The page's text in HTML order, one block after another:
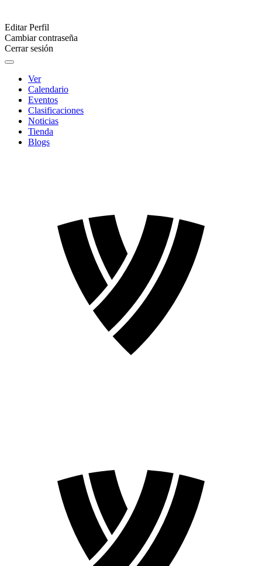
Editar Perfil
Cambiar contraseña
Cerrar sesión
Ver
Calendario
Eventos
Clasificaciones
Noticias
Tienda
Blogs